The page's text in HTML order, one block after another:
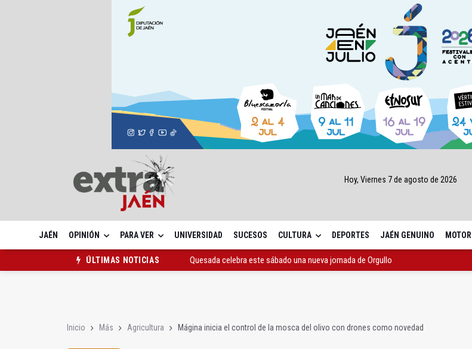
Hoy, Viernes 7 de agosto de 2026
JAÉN OPINIÓN PARA VER UNIVERSIDAD SUCESOS CULTURA DEPORTES JAÉN GENUINO MOTOR
ÚLTIMAS NOTICIAS
La Junta amplia la alerta por listeria en Granada, Jaén y Sevilla
Inicio Más Agricultura Mágina inicia el control de la mosca del olivo con drones como novedad